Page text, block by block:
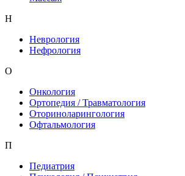
Н
Неврология
Нефрология
О
Онкология
Ортопедия / Травматология
Оториноларингология
Офтальмология
П
Педиатрия